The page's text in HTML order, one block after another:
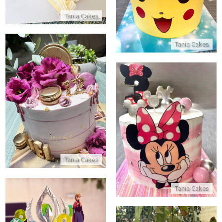
Tania Cakes
Tania Cakes
Tania Cakes
עוגת בת מצווה מעוצבת
התקשר/י
Tania Cakes
עוגת מיני מאוס מעוצבת
התקשר/י